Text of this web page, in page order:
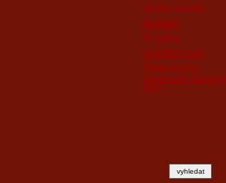
Kniha návštěv
Kontakt
Projekty
Oranžový rok
Elektronický
zpravodaj skupiny
ČEZ